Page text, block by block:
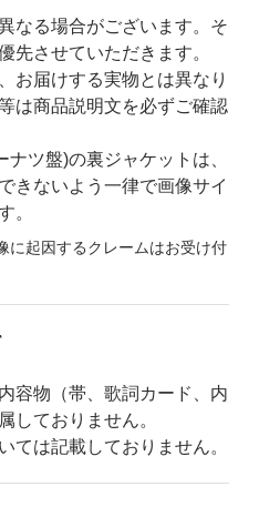
なる場合がございます。そ
先させていただきます。
お届けする実物とは異なり
は商品説明文を必ずご確認
ツ盤)の裏ジャケットは、
きないよう一律で画像サイ
。
に起因するクレームはお受け付
容物（帯、歌詞カード、内
しておりません。
ては記載しておりません。